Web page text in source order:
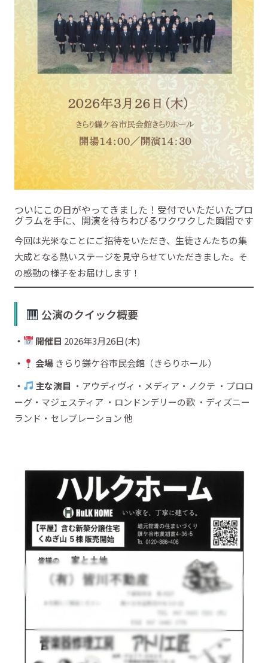
ついにこの日がやってきました！受付でいただいたプロ
グラムを手に、開演を待ちわびるワクワクした瞬間です
今回は光栄なことにご招待をいただき、生徒さんたちの集
大成となる熱いステージを見守らせていただきました。そ
の感動の様子をお届けします！
公演のクイック概要
・ 開催日 2026年3月26日(木)
・
会場 きらり鎌ケ谷市民会館（きらりホール）
・
主な演目 ・アウディヴィ・メディア・ノクテ ・プロロ
ーグ・マジェスティア ・ロンドンデリーの歌 ・ディズニー
ランド・セレブレーション 他